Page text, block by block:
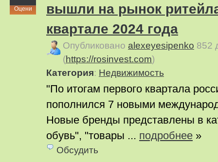
Оцени
вышли на рынок
квартале 2024 года
Опубликовано alexeyesipenko 852
(https://rosinvest.com)
Категория: Недвижимость
"По итогам первого квартала
пополнился 7 новыми
Новые бренды представлены в
обувь", "товары ... подробнее »
Обсудить